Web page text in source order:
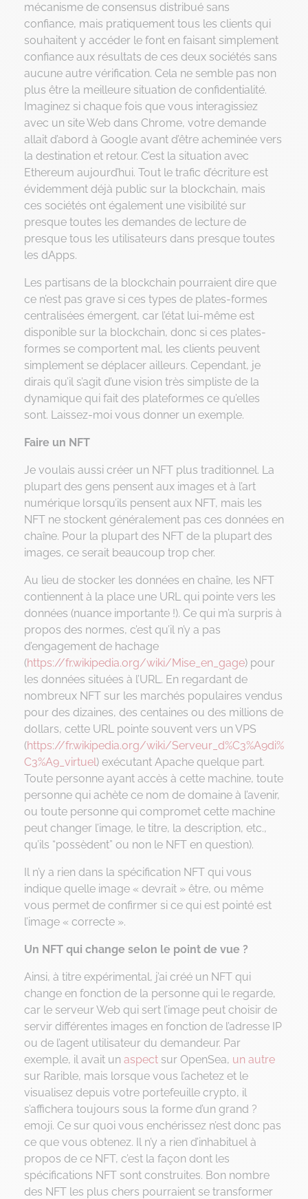
mécanisme de consensus distribué sans
confiance, mais pratiquement tous les clients qui
souhaitent y accéder le font en faisant simplement
confiance aux résultats de ces deux sociétés sans
aucune autre vérification. Cela ne semble pas non
plus être la meilleure situation de confidentialité.
Imaginez si chaque fois que vous interagissiez
avec un site Web dans Chrome, votre demande
allait d’abord à Google avant d’être acheminée vers
la destination et retour. C’est la situation avec
Ethereum aujourd’hui. Tout le trafic d’écriture est
évidemment déjà public sur la blockchain, mais
ces sociétés ont également une visibilité sur
presque toutes les demandes de lecture de
presque tous les utilisateurs dans presque toutes
les dApps.
Les partisans de la blockchain pourraient dire que
ce n’est pas grave si ces types de plates-formes
centralisées émergent, car l’état lui-même est
disponible sur la blockchain, donc si ces plates-
formes se comportent mal, les clients peuvent
simplement se déplacer ailleurs. Cependant, je
dirais qu’il s’agit d’une vision très simpliste de la
dynamique qui fait des plateformes ce qu’elles
sont. Laissez-moi vous donner un exemple.
Faire un NFT
Je voulais aussi créer un NFT plus traditionnel. La
plupart des gens pensent aux images et à l’art
numérique lorsqu’ils pensent aux NFT, mais les
NFT ne stockent généralement pas ces données en
chaîne. Pour la plupart des NFT de la plupart des
images, ce serait beaucoup trop cher.
Au lieu de stocker les données en chaîne, les NFT
contiennent à la place une URL qui pointe vers les
données (nuance importante !). Ce qui m’a surpris à
propos des normes, c’est qu’il n’y a pas
d’engagement de hachage
(https://fr.wikipedia.org/wiki/Mise_en_gage) pour
les données situées à l’URL. En regardant de
nombreux NFT sur les marchés populaires vendus
pour des dizaines, des centaines ou des millions de
dollars, cette URL pointe souvent vers un VPS
(https://fr.wikipedia.org/wiki/Serveur_d%C3%A9di%
C3%A9_virtuel) exécutant Apache quelque part.
Toute personne ayant accès à cette machine, toute
personne qui achète ce nom de domaine à l’avenir,
ou toute personne qui compromet cette machine
peut changer l’image, le titre, la description, etc.,
qu’ils “possèdent” ou non le NFT en question).
Il n’y a rien dans la spécification NFT qui vous
indique quelle image « devrait » être, ou même
vous permet de confirmer si ce qui est pointé est
l’image « correcte ».
Un NFT qui change selon le point de vue ?
Ainsi, à titre expérimental, j’ai créé un NFT qui
change en fonction de la personne qui le regarde,
car le serveur Web qui sert l’image peut choisir de
servir différentes images en fonction de l’adresse IP
ou de l’agent utilisateur du demandeur. Par
exemple, il avait un aspect sur OpenSea, un autre
sur Rarible, mais lorsque vous l’achetez et le
visualisez depuis votre portefeuille crypto, il
s’affichera toujours sous la forme d’un grand ?
emoji. Ce sur quoi vous enchérissez n’est donc pas
ce que vous obtenez. Il n’y a rien d’inhabituel à
propos de ce NFT, c’est la façon dont les
spécifications NFT sont construites. Bon nombre
des NFT les plus chers pourraient se transformer